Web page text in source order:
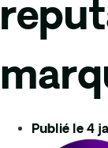
Publié le 4